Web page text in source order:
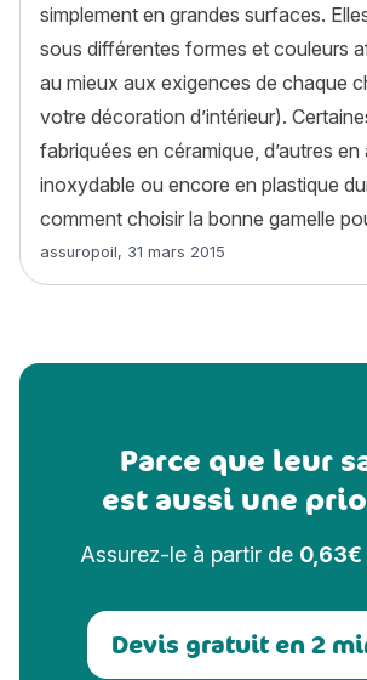
simplement en grandes surfaces.
sous différentes formes et couleurs
au mieux aux exigences de chaque
votre décoration d’intérieur).
fabriquées en céramique, d’autres en
inoxydable ou encore en plastique
comment choisir la bonne gamelle
Article rédigé par
assuropoil, 31 mars 2015
Parce que leur
est aussi une
Assurez-le à partir de 0,63€
Devis gratuit en 2